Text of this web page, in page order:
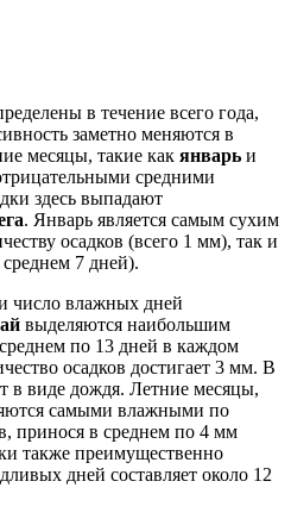
в течение всего года,
заметно меняются в
месяцы, такие как январь и
средними
здесь выпадают
. Январь является самым сухим
осадков (всего 1 мм), так и
7 дней).
число влажных дней
выделяются наибольшим
по 13 дней в каждом
осадков достигает 3 мм. В
в виде дождя. Летние месяцы,
самыми влажными по
принося в среднем по 4 мм
также преимущественно
дней составляет около 12